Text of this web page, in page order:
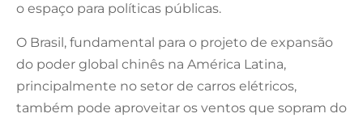
o espaço para políticas públicas.
O Brasil, fundamental para o projeto de expansão
do poder global chinês na América Latina,
principalmente no setor de carros elétricos,
também pode aproveitar os ventos que sopram do